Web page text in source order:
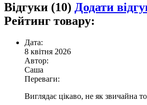
Відгуки (10) Додати
Рейтинг товару:
Дата:
8 квітня 2026
Автор:
Саша
Переваги:
Виглядає цікаво, не як звичайна